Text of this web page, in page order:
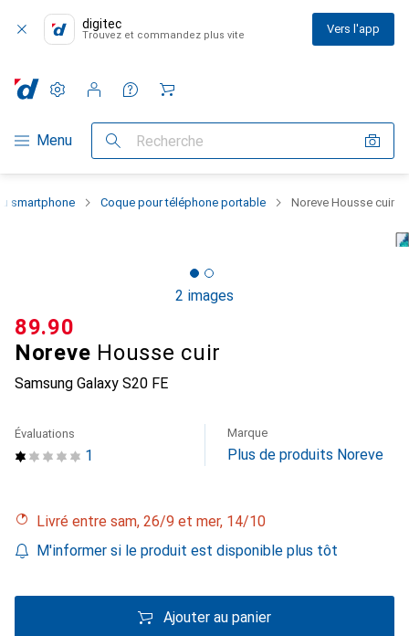
digitec
Trouvez et commandez plus vite Vers l'app
Navigation par catégorie
Menu Recherche
Paramètres
Compte client
Listes de comparaison
Listes d'envies
Panier
smartphone Coque pour téléphone portable Noreve Housse cuir
2 images
Noreve Housse cuir
Samsung Galaxy S20 FE
CHF
89.90
1
Évaluations Marque
Plus de produits Noreve
Livré entre sam, 26/9 et mer, 14/10
M'informer si le produit est disponible plus tôt
Ajouter au panier